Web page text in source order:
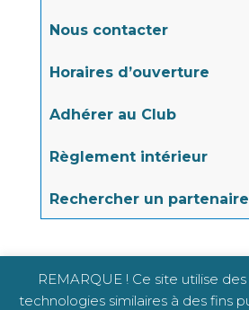
Nous contacter
Horaires d’ouverture
Adhérer au Club
Règlement intérieur
Rechercher un partenaire
REMARQUE ! Ce site utilise
technologies similaires à des fins